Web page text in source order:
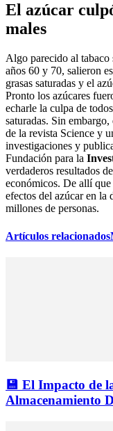
El azúcar
males
Algo parecido al tabaco
años 60 y 70, salieron
grasas saturadas y el
Pronto los azúcares
echarle la culpa de
saturadas. Sin
de la revista Science y
investigaciones y
Fundación para la
verdaderos resultados
económicos. De allí que
efectos del azúcar en la
millones de personas.
Artículos relacionados
💾 El Impacto de
Almacenamiento